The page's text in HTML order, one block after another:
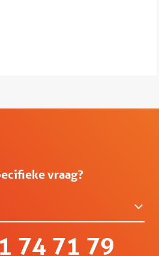
vraag?
74 71 79